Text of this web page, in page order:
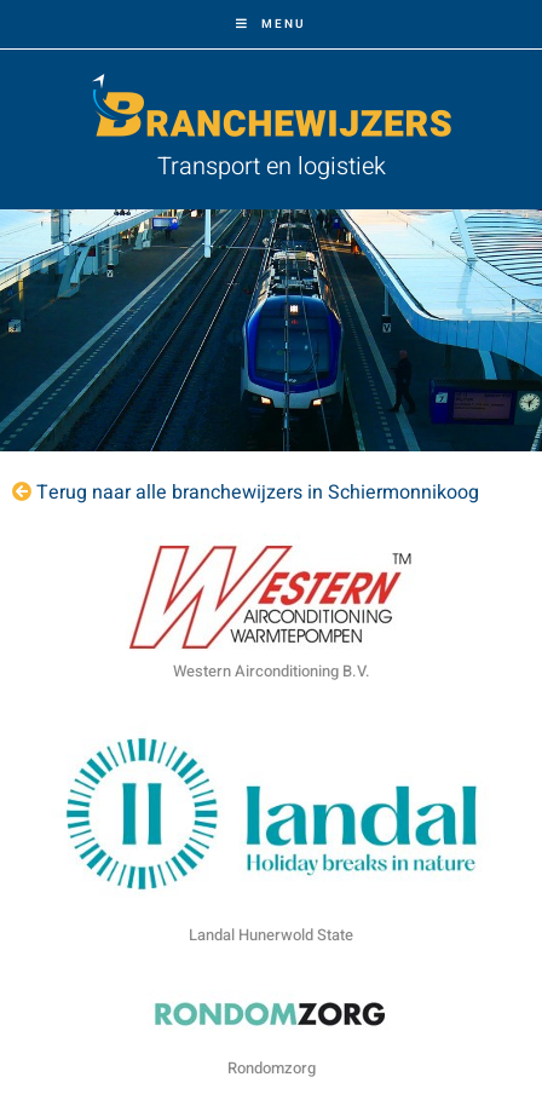
MENU
Transport en logistiek
Terug naar alle branchewijzers in Schiermonnikoog
Western Airconditioning B.V.
Landal Hunerwold State
Rondomzorg